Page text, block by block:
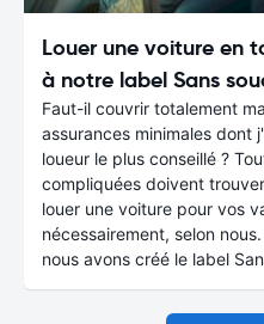
Louer une voiture en
à notre label Sans
Faut-il couvrir totalement
assurances minimales dont
loueur le plus conseillé ?
compliquées doivent
louer une voiture pour vos
nécessairement, selon
nous avons créé le label